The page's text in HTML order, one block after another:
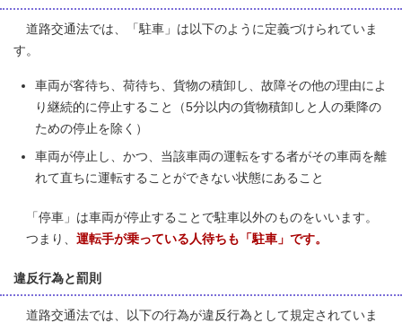
道路交通法では、「駐車」は以下のように定義づけられていま
す。
車両が客待ち、荷待ち、貨物の積卸し、故障その他の理由によ
り継続的に停止すること（5分以内の貨物積卸しと人の乗降の
ための停止を除く）
車両が停止し、かつ、当該車両の運転をする者がその車両を離
れて直ちに運転することができない状態にあること
「停車」は車両が停止することで駐車以外のものをいいます。
つまり、 運転手が乗っている人待ちも「駐車」です。
違反行為と罰則
道路交通法では、以下の行為が違反行為として規定されていま